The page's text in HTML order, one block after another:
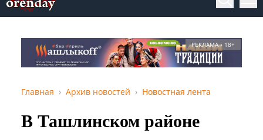
РЕКЛАМА • 18+
Главная Архив новостей Новостная лента
В Ташлинском районе